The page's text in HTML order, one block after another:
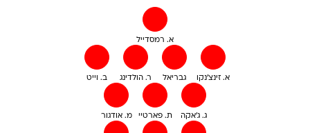
א. רמסדייל
ב. וייט ר. הולדינג גבריאל א. זינצ'נקו
מ. אודגור ת. פארטיי ג. ג'אקה